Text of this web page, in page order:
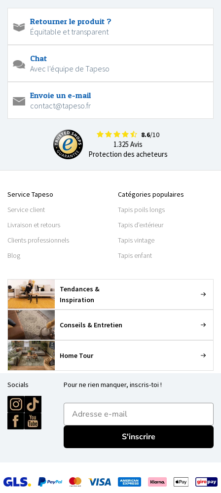
Retourner le produit ?
Équitable et transparent
Chat
Avec l'équipe de Tapeso
Envoie un e-mail
contact@tapeso.fr
8.6/10
1.325 Avis
Protection des acheteurs
Service Tapeso
Service client
Livraison et retours
Clients professionnels
Blog
Catégories populaires
Tapis poils longs
Tapis d’extérieur
Tapis vintage
Tapis enfant
Tendances &
Inspiration
Conseils & Entretien
Home Tour
Socials Pour ne rien manquer, inscris-toi !
E-mailadres
S'inscrire